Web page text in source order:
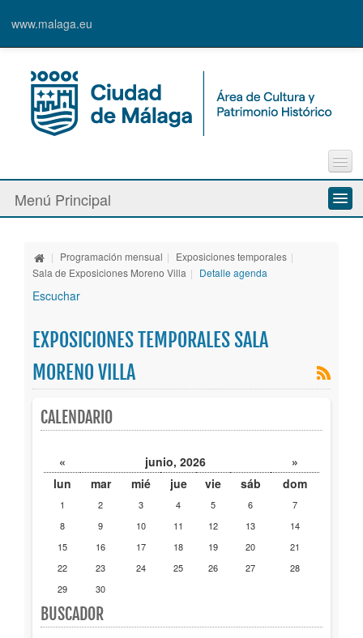
www.malaga.eu
Contacto
Quejas y Sugerencias
Menú Principal
Espacios culturales
Banda Municipal de Música
Publicaciones
Trámites
Newsletter
| Programación mensual | Exposiciones temporales |
Sala de Exposiciones Moreno Villa | Detalle agenda
Escuchar
EXPOSICIONES TEMPORALES SALA
MORENO VILLA
CALENDARIO
« junio, 2026
»
lun
mar mié jue vie sáb dom
1 2 3 4 5 6
7
8
9 10 11 12 13
14
15
16 17 18 19 20
21
22
23 24 25 26 27
28
29
30
BUSCADOR